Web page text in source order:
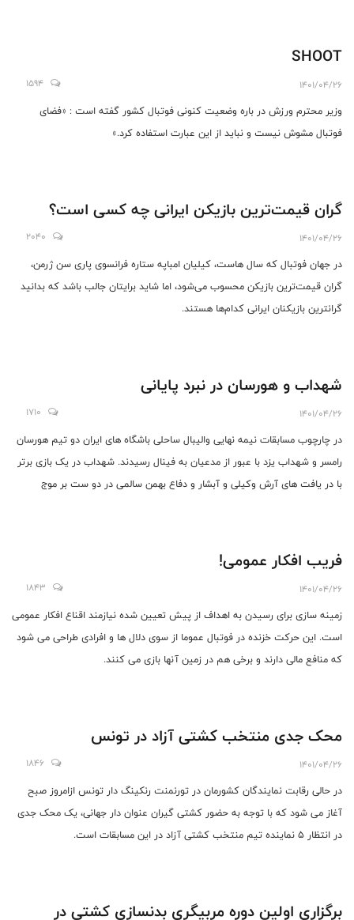
SHOOT
1401/04/26
1594
وزیر محترم ورزش در باره وضعیت کنونی فوتبال کشور گفته است : «فضای
فوتبال مشوش نیست و نباید از این عبارت استفاده کرد.»
گران قیمت‌ترین بازیکن ایرانی چه کسی است؟
1401/04/26
2040
در جهان فوتبال که سال هاست، کیلیان امباپه ستاره فرانسوی پاری سن ژرمن،
گران قیمت‌ترین بازیکن محسوب می‌شود، اما شاید برایتان جالب باشد که بدانید
گرانترین بازیکنان ایرانی کدام‌ها هستند.
شهداب و هورسان در نبرد پایانی
1401/04/26
1710
در چارچوب مسابقات نیمه نهایی والیبال ساحلی باشگاه های ایران دو تیم هورسان
رامسر و شهداب یزد با عبور از مدعیان به فینال رسیدند. شهداب در یک بازی برتر
با در یافت های آرش وکیلی و آبشار و دفاع بهمن سالمی در دو ست بر موج
فریب افکار عمومی!
1401/04/26
1843
زمینه سازی برای رسیدن به اهداف از پیش تعیین شده نیازمند اقناع افکار عمومی
است. این حرکت خزنده در فوتبال عموما از سوی دلال ها و افرادی طراحی می شود
که منافع مالی دارند و برخی هم در زمین آنها بازی می کنند.
محک جدی منتخب کشتی آزاد در تونس
1401/04/26
1846
در حالی رقابت نمایندگان کشورمان در تورنمنت رنکینگ دار تونس ازامروز صبح
آغاز می شود که با توجه به حضور کشتی گیران عنوان دار جهانی، یک محک جدی
در انتظار ۵ نماینده تیم منتخب کشتی آزاد در این مسابقات است.
برگزاری اولین دوره مربیگری بدنسازی کشتی در